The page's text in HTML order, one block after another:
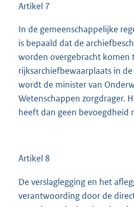
Artikel 7
In de gemeenschappelijke
is bepaald dat de
worden overgebracht komen
rijksarchiefbewaarplaats in
wordt de minister van
Wetenschappen zorgdrager.
heeft dan geen bevoegdheid
Artikel 8
De verslaglegging en het
verantwoording door de